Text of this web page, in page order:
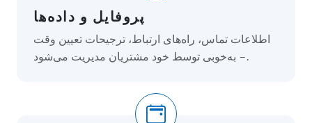
پروفایل و داده‌ها
اطلاعات تماس، راه‌های ارتباط، ترجیحات تعیین وقت
– به‌خوبی توسط خود مشتریان مدیریت می‌شود.